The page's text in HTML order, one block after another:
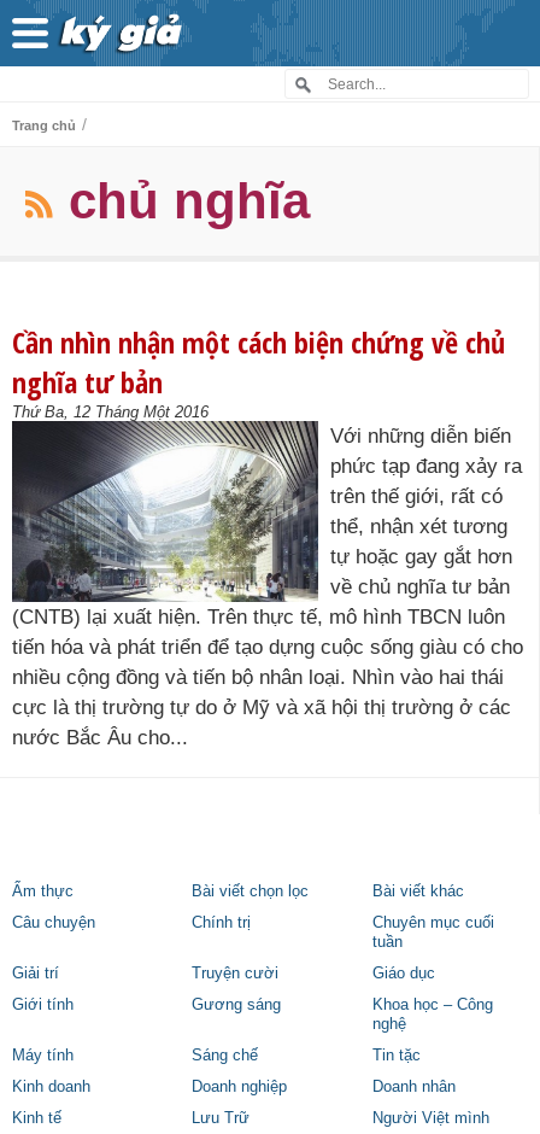
Trang chủ /
chủ nghĩa
Cần nhìn nhận một cách biện chứng về chủ
nghĩa tư bản
Thứ Ba, 12 Tháng Một 2016
Với những diễn biến
phức tạp đang xảy ra
trên thế giới, rất có
thể, nhận xét tương
tự hoặc gay gắt hơn
về chủ nghĩa tư bản
(CNTB) lại xuất hiện. Trên thực tế, mô hình TBCN luôn
tiến hóa và phát triển để tạo dựng cuộc sống giàu có cho
nhiều cộng đồng và tiến bộ nhân loại. Nhìn vào hai thái
cực là thị trường tự do ở Mỹ và xã hội thị trường ở các
nước Bắc Âu cho...
Ẩm thực Bài viết chọn lọc
Bài viết khác
Câu chuyện
Chính trị
Chuyên mục cuối
tuần
Giải trí
Truyện cười
Giáo dục
Giới tính
Gương sáng
Khoa học – Công
nghệ
Máy tính
Sáng chế
Tin tặc
Kinh doanh
Doanh nghiệp
Doanh nhân
Kinh tế
Lưu Trữ
Người Việt mình